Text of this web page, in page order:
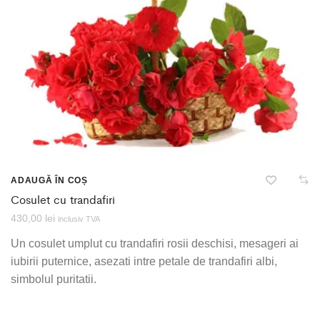
ADAUGĂ ÎN COȘ
Cosulet cu trandafiri
430,00 lei inclusiv TVA
Un cosulet umplut cu trandafiri rosii deschisi, mesageri ai
iubirii puternice, asezati intre petale de trandafiri albi,
simbolul puritatii.